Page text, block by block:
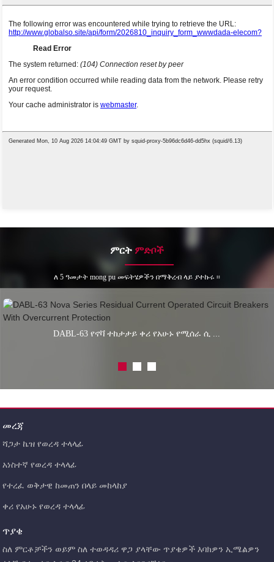
ምርት ምድቦች
ለ 5 ዓመታት mong pu መፍትሄዎችን በማቅረብ ላይ ያተኩሩ ፡፡
DABL-63 የኖቫ ተከታታይ ቀሪ የአሁኑ የሚሰራ ሲ ...
መረጃ
ሻጋታ ኬዝ የወረዳ ተላላፊ
አነስተኛ የወረዳ ተላላፊ
የተረፈ ወቅታዊ ከመጠን በላይ መከላከያ
ቀሪ የአሁኑ የወረዳ ተላላፊ
ጥያቄ
ስለ ምርቶቻችን ወይም ስለ ተወዳዳሪ ዋጋ ያላቸው ጥያቄዎች እባክዎን ኢሜልዎን